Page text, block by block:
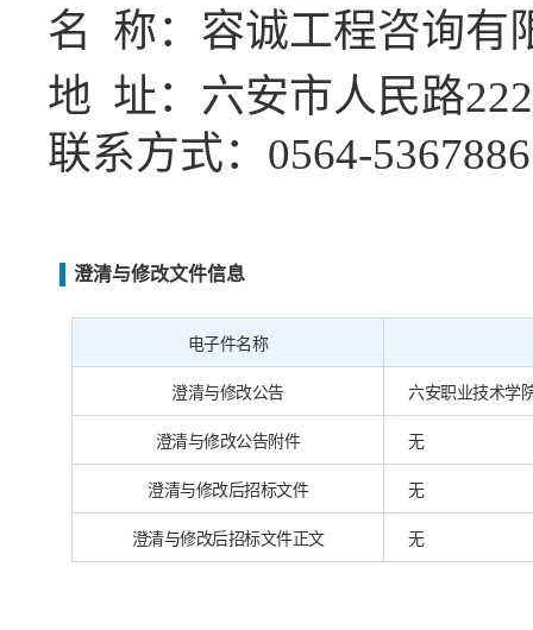
名 称：容诚工程咨询有
地 址：六安市人民路
联系方式： 0564-5367886
澄清与修改文件信息
电子件名称
澄清与修改公告 六安职业技术学
澄清与修改公告附件 无
澄清与修改后招标文件 无
澄清与修改后招标文件正文 无